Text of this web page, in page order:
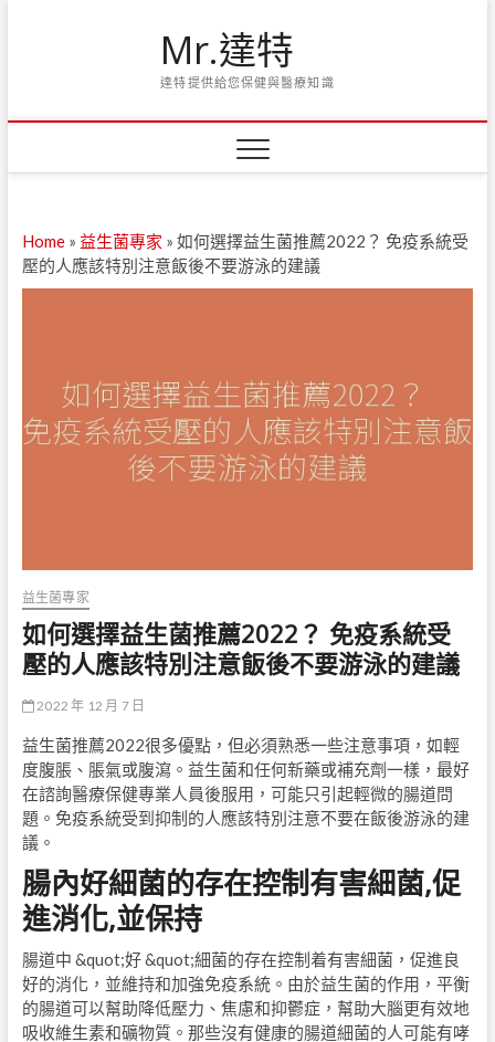
Mr.達特
達特提供給您保健與醫療知識
Home» 益生菌專家 » 如何選擇益生菌推薦2022？ 免疫系統受
壓的人應該特別注意飯後不要游泳的建議
益生菌專家
如何選擇益生菌推薦2022？ 免疫系統受
壓的人應該特別注意飯後不要游泳的建議
2022 年 12 月 7 日
益生菌推薦2022很多優點，但必須熟悉一些注意事項，如輕
度腹脹、脹氣或腹瀉。益生菌和任何新藥或補充劑一樣，最好
在諮詢醫療保健專業人員後服用，可能只引起輕微的腸道問
題。免疫系統受到抑制的人應該特別注意不要在飯後游泳的建
議。
腸內好細菌的存在控制有害細菌,促
進消化,並保持
腸道中 &quot;好 &quot;細菌的存在控制着有害細菌，促進良
好的消化，並維持和加強免疫系統。由於益生菌的作用，平衡
的腸道可以幫助降低壓力、焦慮和抑鬱症，幫助大腦更有效地
吸收維生素和礦物質。那些沒有健康的腸道細菌的人可能有哮